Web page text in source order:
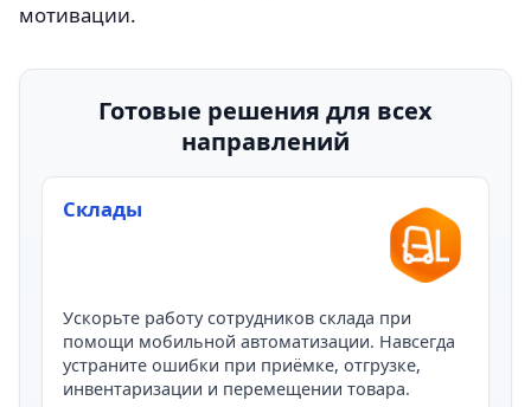
мотивации.
Готовые решения для всех
направлений
Склады
Ускорьте работу сотрудников склада при
помощи мобильной автоматизации. Навсегда
устраните ошибки при приёмке, отгрузке,
инвентаризации и перемещении товара.